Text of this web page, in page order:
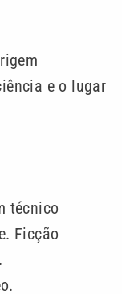
e o lugar
técnico
Ficção